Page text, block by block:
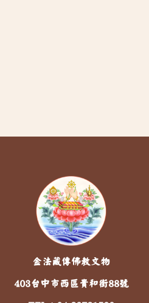
金法藏傳佛教文物
403台中市西區貴和街88號